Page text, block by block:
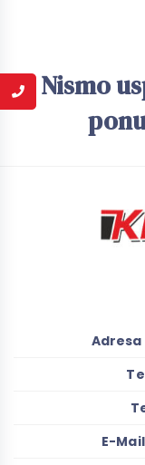
Nismo
Adresa
E-Mail